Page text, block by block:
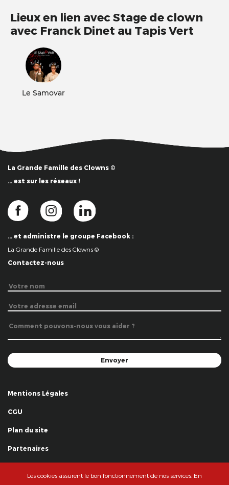
Lieux en lien avec Stage de clown
avec Franck Dinet au Tapis Vert
Le Samovar
La Grande Famille des Clowns ©
… est sur les réseaux !
… et administre le groupe Facebook :
La Grande Famille des Clowns ©
Contactez-nous
Mentions Légales
CGU
Plan du site
Partenaires
Les cookies assurent le bon fonctionnement de nos services. En